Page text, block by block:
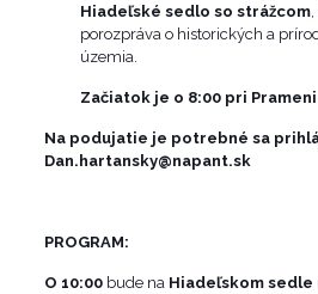
Hiadeľské sedlo so strážcom,
porozpráva o historických a
územia.
Začiatok je o 8:00 pri
Na podujatie je potrebné sa
Dan.hartansky@napant.sk
PROGRAM:
O 10:00bude na Hiadeľskom sedle